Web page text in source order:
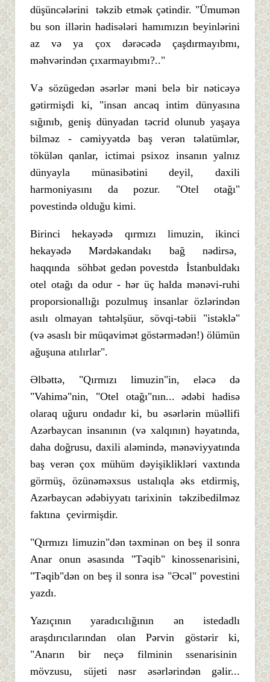
düşüncələrini təkzib etmək çətindir. "Ümumən
bu son illərin hadisələri hamımızın beyinlərini
az və ya çox dərəcədə çaşdırmayıbmı,
məhvərindən çıxarmayıbmı?.."
Və sözügedən əsərlər məni belə bir nəticəyə
gətirmişdi ki, "insan ancaq intim dünyasına
sığınıb, geniş dünyadan təcrid olunub yaşaya
bilməz - cəmiyyətdə baş verən təlatümlər,
tökülən qanlar, ictimai psixoz insanın yalnız
dünyayla münasibətini deyil, daxili
harmoniyasını da pozur. "Otel otağı"
povestində olduğu kimi.
Birinci hekayədə qırmızı limuzin, ikinci
hekayədə Mərdəkandakı bağ nədirsə,
haqqında söhbət gedən povestdə İstanbuldakı
otel otağı da odur - hər üç halda mənəvi-ruhi
proporsionallığı pozulmuş insanlar özlərindən
asılı olmayan təhtəlşüur, sövqi-təbii "istəklə"
(və əsaslı bir müqavimət göstərmədən!) ölümün
ağuşuna atılırlar".
Əlbəttə, "Qırmızı limuzin"in, eləcə də
"Vahimə"nin, "Otel otağı"nın... ədəbi hadisə
olaraq uğuru ondadır ki, bu əsərlərin müəllifi
Azərbaycan insanının (və xalqının) həyatında,
daha doğrusu, daxili aləmində, mənəviyyatında
baş verən çox mühüm dəyişiklikləri vaxtında
görmüş, özünəməxsus ustalıqla əks etdirmiş,
Azərbaycan ədəbiyyatı tarixinin təkzibedilməz
faktına çevirmişdir.
"Qırmızı limuzin"dən təxminən on beş il sonra
Anar onun əsasında "Təqib" kinossenarisini,
"Təqib"dən on beş il sonra isə "Əcəl" povestini
yazdı.
Yazıçının yaradıcılığının ən istedadlı
araşdırıcılarından olan Pərvin göstərir ki,
"Anarın bir neçə filminin ssenarisinin
mövzusu, süjeti nəsr əsərlərindən gəlir...